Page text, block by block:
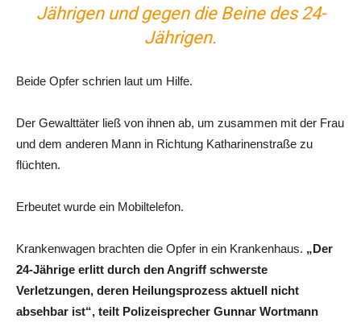
Jährigen und gegen die Beine des 24-
Jährigen.
Beide Opfer schrien laut um Hilfe.
Der Gewalttäter ließ von ihnen ab, um zusammen mit der Frau
und dem anderen Mann in Richtung Katharinenstraße zu
flüchten.
Erbeutet wurde ein Mobiltelefon.
Krankenwagen brachten die Opfer in ein Krankenhaus. „Der
24-Jährige erlitt durch den Angriff schwerste
Verletzungen, deren Heilungsprozess aktuell nicht
absehbar ist“, teilt Polizeisprecher Gunnar Wortmann